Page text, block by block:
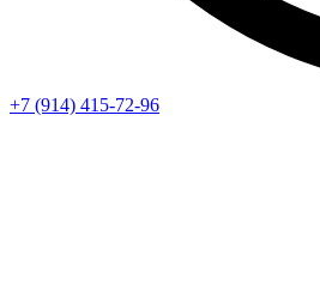
+7 (914) 415-72-96